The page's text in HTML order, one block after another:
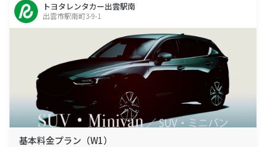
トヨタレンタカー出雲駅南
出雲市駅南町3-9-1
基本料金プラン（W1）